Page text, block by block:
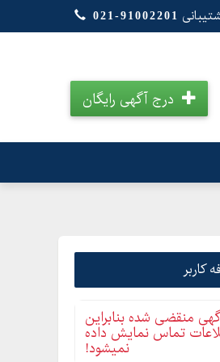
021-91002201
درج آگهی رایگان
کاربر
منقضی شده بنابراین
تماس نمایش داده
نمیشود!